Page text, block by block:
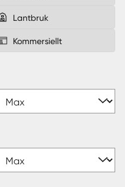
Lantbruk
Kommersiellt